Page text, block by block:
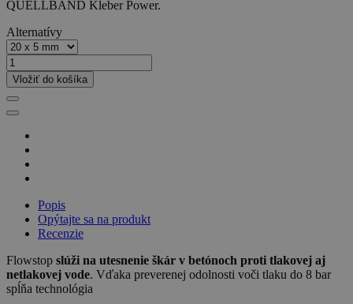
QUELLBAND Kleber Power.
Alternatívy
Vložiť do košíka
Popis
Opýtajte sa na produkt
Recenzie
Flowstop slúži na utesnenie škár v betónoch proti tlakovej aj
netlakovej vode. Vďaka preverenej odolnosti voči tlaku do 8 bar
spĺňa technológia